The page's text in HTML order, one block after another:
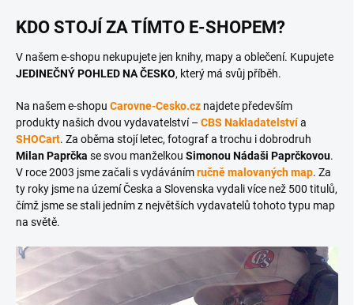
KDO STOJÍ ZA TÍMTO E-SHOPEM?
V našem e-shopu nekupujete jen knihy, mapy a oblečení. Kupujete
JEDINEČNÝ POHLED NA ČESKO, který má svůj příběh.
Na našem e-shopu Carovne-Cesko.cz najdete především
produkty našich dvou vydavatelství – CBS Nakladatelstvía
SHOCart. Za oběma stojí letec, fotograf a trochu i dobrodruh
Milan Paprčka se svou manželkou Simonou Nádaši Paprčkovou.
V roce 2003 jsme začali s vydávánímručně malovaných map. Za
ty roky jsme na území Česka a Slovenska vydali více než 500 titulů,
čímž jsme se stali jedním z největších vydavatelů tohoto typu map
na světě.